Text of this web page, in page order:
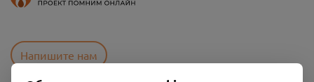
Напишите нам